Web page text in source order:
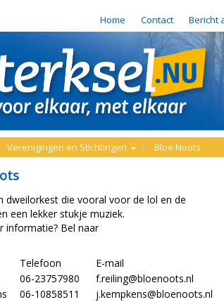
Home Contact Bericht
Verenigingen en Stichtingen Bloe Noots
dweilorkest die vooral voor de lol en de
een lekker stukje muziek.
informatie? Bel naar
Telefoon
E-mail
06-23757980
f.reiling@bloenoots.nl
06-10858511 j.kempkens@bloenoots.nl